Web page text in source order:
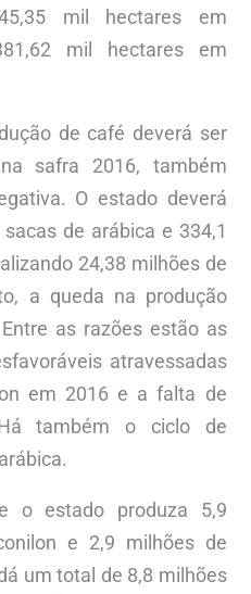
mil hectares em
mil hectares em
de café deverá ser
safra 2016, também
O estado deverá
de arábica e 334,1
24,38 milhões de
a queda na produção
as razões estão as
atravessadas
em 2016 e a falta de
também o ciclo de
o estado produza 5,9
e 2,9 milhões de
um total de 8,8 milhões